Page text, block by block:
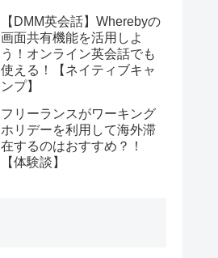
【DMM英会話】Wherebyの
画面共有機能を活用しよ
う！オンライン英会話でも
使える！【ネイティブキャ
ンプ】
フリーランスがワーキング
ホリデーを利用して海外滞
在するのはおすすめ？！
【体験談】